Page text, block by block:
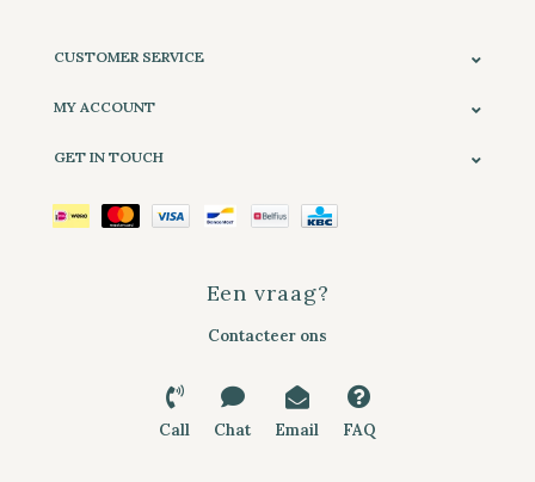
CUSTOMER SERVICE
MY ACCOUNT
GET IN TOUCH
Een vraag?
Contacteer ons
Call Chat Email FAQ